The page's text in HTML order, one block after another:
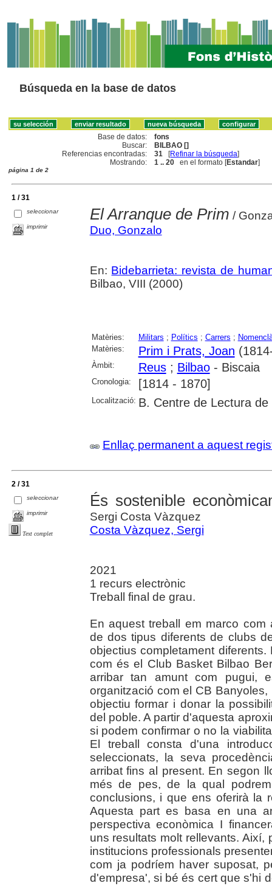
Búsqueda en la base de datos
Base de datos:
fons
Buscar:
BILBAO []
Referencias encontradas:
31 [Refinar la búsqueda]
Mostrando:
1 .. 20 en el formato [Estandar]
página 1 de 2
1 / 31
seleccionar
imprimir
El Arranque de Prim /
Duo, Gonzalo
En: Bidebarrieta: revista de
Bilbao, VIII (2000)
Matèries: Militars ; Polítics ; Carrers ;
Matèries:
Prim i Prats, Joan
Àmbit: Reus; Bilbao- Biscaia
Cronologia: [1814 - 1870]
Localització: B. Centre de Lectura de
Enllaç permanent a aquest
2 / 31
seleccionar
imprimir
Text complet
És sostenible
Sergi Costa Vàzquez
Costa Vàzquez, Sergi
2021
1 recurs electrònic
Treball final de grau.
En aquest treball em marco
de dos tipus diferents de clubs
objectius completament
com és el Club Basket Bilbao
arribar tan amunt com pugui,
organització com el CB
objectiu formar i donar la
del poble. A partir d'aquesta
si podem confirmar o no la
El treball consta d'una
seleccionats, la seva
arribat fins al present. En segon
més de pes, de la qual
conclusions, i que ens oferirà la
Aquesta part es basa en una
perspectiva econòmica I
uns resultats molt rellevants.
institucions professionals
com ja podríem haver suposat,
d'empresa', si bé és cert que s'hi